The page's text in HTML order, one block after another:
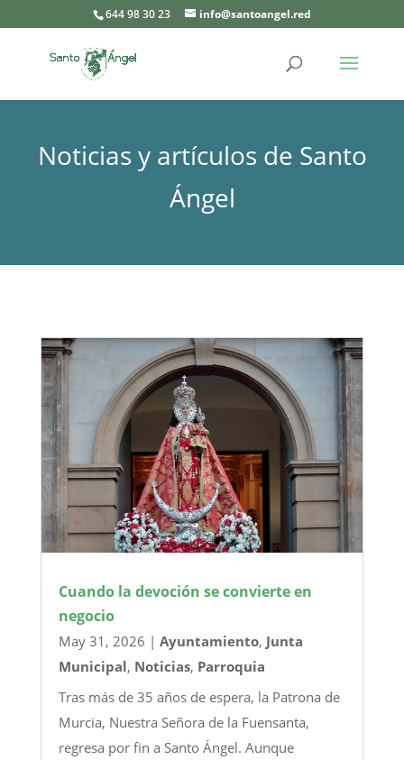
644 98 30 23 info@santoangel.red
Noticias y artículos de Santo
Ángel
Cuando la devoción se convierte en
negocio
May 31, 2026 | Ayuntamiento, Junta
Municipal, Noticias, Parroquia
Tras más de 35 años de espera, la Patrona de
Murcia, Nuestra Señora de la Fuensanta,
regresa por fin a Santo Ángel. Aunque